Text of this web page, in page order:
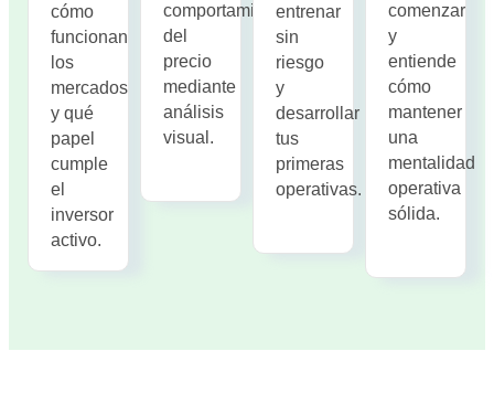
cómo
funcionan
los
mercados
y qué
papel
cumple
el
inversor
activo.
comportamientos
del
precio
mediante
análisis
visual.
entrenar
sin
riesgo
y
desarrollar
tus
primeras
operativas.
comenzar
y
entiende
cómo
mantener
una
mentalidad
operativa
sólida.